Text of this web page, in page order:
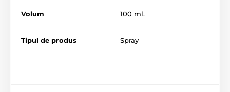
Volum 100 ml.
Tipul de produs Spray